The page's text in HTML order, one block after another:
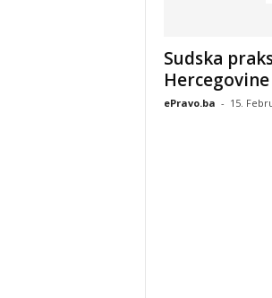
Sudska
Hercegovine
ePravo.ba - 15.